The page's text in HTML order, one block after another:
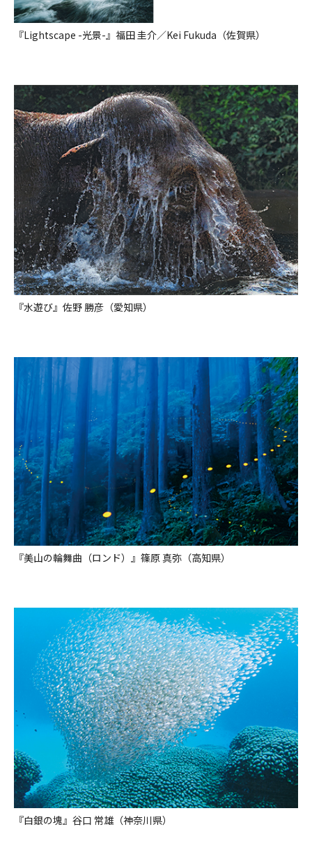
『Lightscape -光景-』福田 圭介／Kei Fukuda（佐賀県）
『水遊び』佐野 勝彦（愛知県）
『美山の輪舞曲（ロンド）』篠原 真弥（高知県）
『白銀の塊』谷口 常雄（神奈川県）